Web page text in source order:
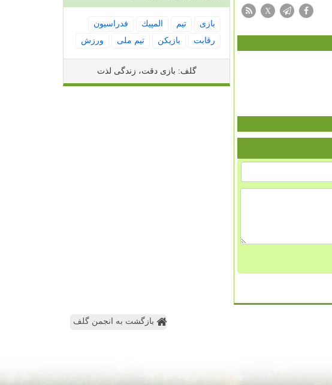
X
بازی تیم المپیك
فدراسیون
رقابت
بازیكن تیم ملی ورزش
گلف: بازی دقت، زندگی لذت
بازگشت به انجمن گلف